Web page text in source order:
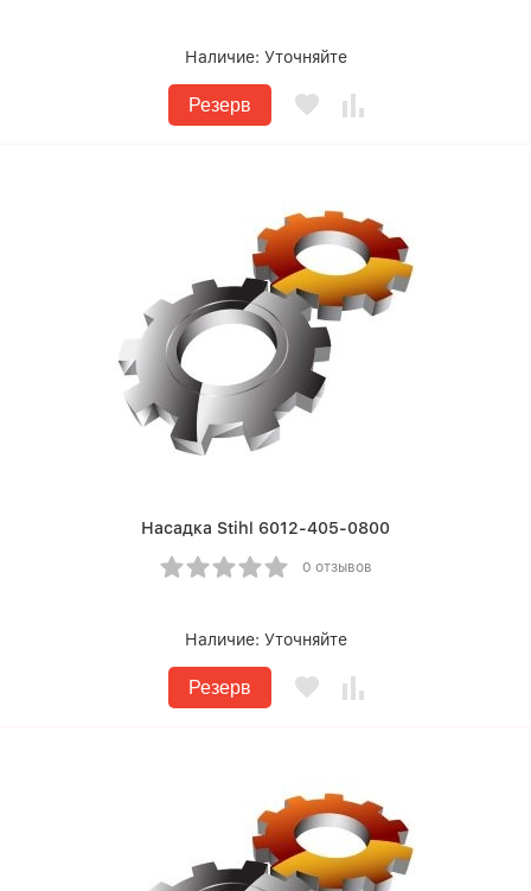
Наличие: Уточняйте
Резерв
Насадка Stihl 6012-405-0800
0 отзывов
Наличие: Уточняйте
Резерв